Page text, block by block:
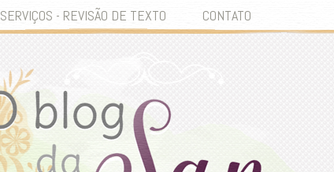
SERVIÇOS - REVISÃO DE TEXTO CONTATO